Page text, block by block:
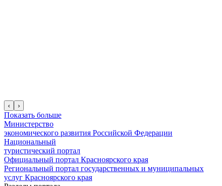
‹ ›
Показать больше
Министерство
экономического развития Российской Федерации
Национальный
туристический портал
Официальный портал Красноярского края
Региональный портал государственных и муниципальных
услуг Красноярского края